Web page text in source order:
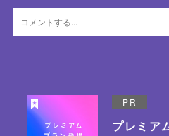
PR
プレミア